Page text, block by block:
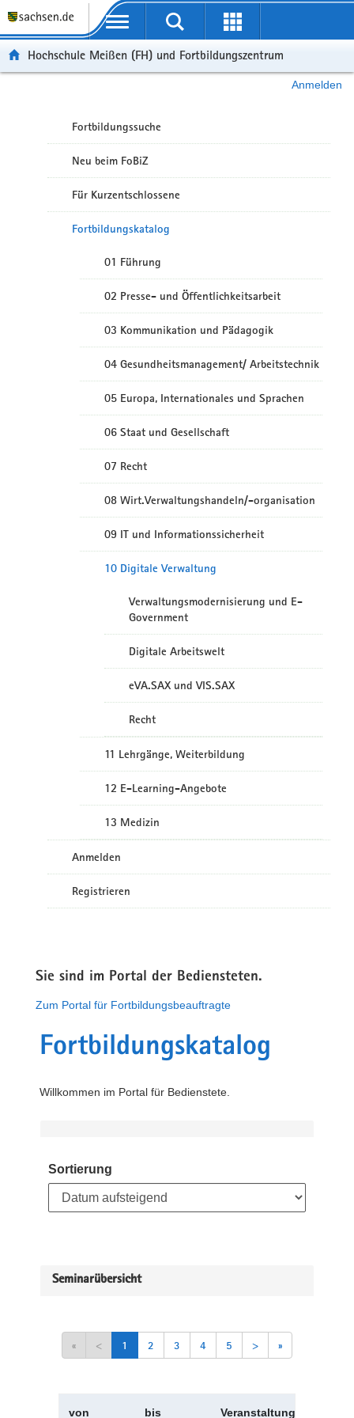
Portalübergreifende Navigation
Hochschule Meißen (FH) und Fortbildungszentrum
Anmelden
Fortbildungssuche
Neu beim FoBiZ
Für Kurzentschlossene
Fortbildungskatalog
01 Führung
02 Presse- und Öffentlichkeitsarbeit
03 Kommunikation und Pädagogik
04 Gesundheitsmanagement/ Arbeitstechnik
05 Europa, Internationales und Sprachen
06 Staat und Gesellschaft
07 Recht
08 Wirt.Verwaltungshandeln/-organisation
09 IT und Informationssicherheit
10 Digitale Verwaltung
Verwaltungsmodernisierung und E-
Government
Digitale Arbeitswelt
eVA.SAX und VIS.SAX
Recht
11 Lehrgänge, Weiterbildung
12 E-Learning-Angebote
13 Medizin
Anmelden
Registrieren
Sie sind im Portal der Bediensteten.
Zum Portal für Fortbildungsbeauftragte
Fortbildungskatalog
Willkommen im Portal für Bedienstete.
Sortierung
Seminarübersicht
« < 1 2 3 4 5 > »
von bis Veranstaltungskürzel